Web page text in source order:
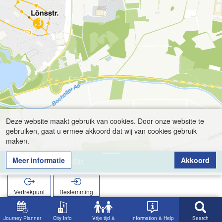
Journey Planner City Info
Vrije tijd &
Information & Help Search
Robert-Bosch-Str.
Vertrekpunt
Bestemming
Start
Robert-Bosch-Str.
Deze website maakt gebruik van cookies. Door onze website te
gebruiken, gaat u ermee akkoord dat wij van cookies gebruik
maken.
Meer informatie
Akkoord